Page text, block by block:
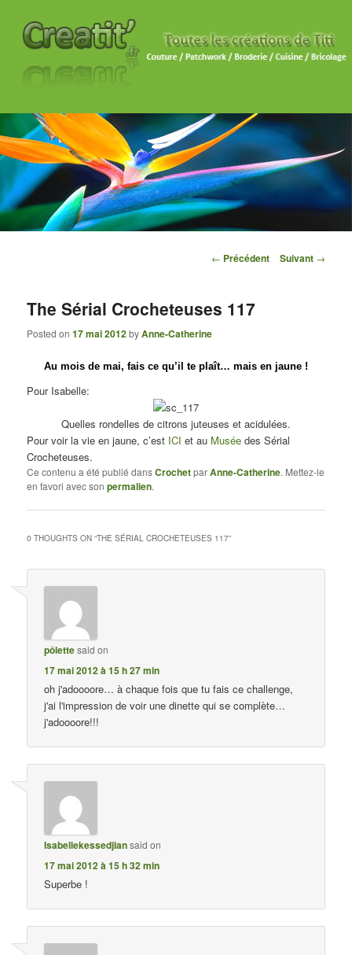
Navigation des articles
← Précédent Suivant →
The Sérial Crocheteuses 117
Posted on17 mai 2012byAnne-Catherine
Au mois de mai, fais ce qu’il te plaît… mais en jaune !
Pour Isabelle:
Quelles rondelles de citrons juteuses et acidulées.
Pour voir la vie en jaune, c’est ICI et au Musée des Sérial
Crocheteuses.
Ce contenu a été publié dansCrochetparAnne-Catherine. Mettez-le
en favori avec sonpermalien.
0 THOUGHTS ON “THE SÉRIAL CROCHETEUSES 117”
pôlettesaid on
17 mai 2012 à 15 h 27 min
oh j'adoooore… à chaque fois que tu fais ce challenge,
j'ai l'impression de voir une dinette qui se complète…
j'adoooore!!!
Isabellekessedjiansaid on
17 mai 2012 à 15 h 32 min
Superbe !